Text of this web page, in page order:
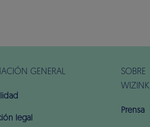
GENERAL
legal
SOBRE
WIZINK
Prensa